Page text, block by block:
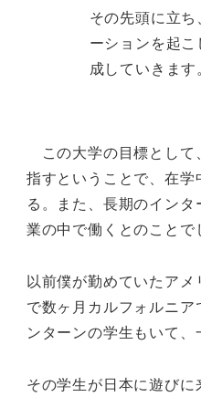
その先頭に立
ーションを起
成していきます
この大学の目標として
指すということで、在
る。また、長期のイン
業の中で働くとのことで
以前僕が勤めていたア
で数ヶ月カルフォルニ
ンターンの学生もいて、
その学生が日本に遊び